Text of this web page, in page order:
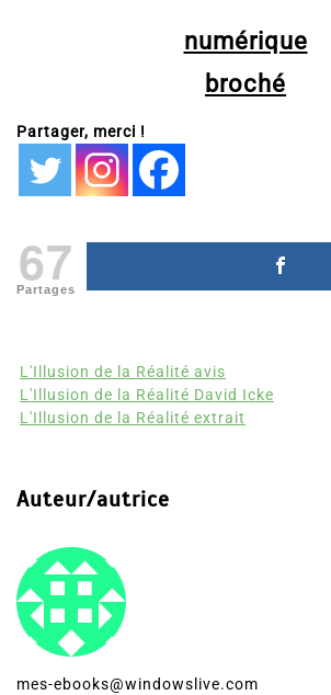
numérique
broché
Partager, merci !
67
Partages
L'Illusion de la Réalité avis
L'Illusion de la Réalité David Icke
L'Illusion de la Réalité extrait
Auteur/autrice
mes-ebooks@windowslive.com